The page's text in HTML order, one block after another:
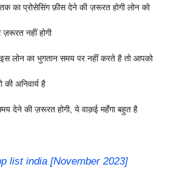
का प्रोसेसिंग फ़ीस देने की ज़रूरत होगी लोन को
नहीं होगी
लोन का भुगतान समय पर नहीं करते है तो आपको
अनिवार्य है
देने की ज़रूरत होगी, ये वाक़ई महँगा बहुत है
list india [November 2023]